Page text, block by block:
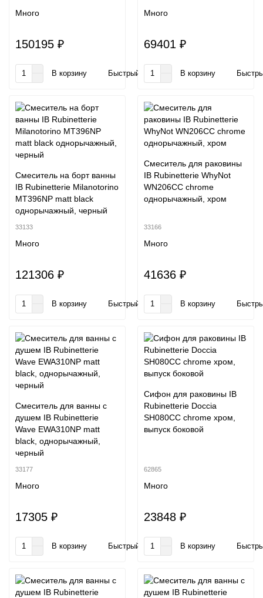
Много
150195 ₽
В корзину Быстрый заказ
Много
69401 ₽
В корзину
Смеситель на борт ванны
IB Rubinetterie Milanotorino
MT396NP matt black
однорычажный, черный
33133
Много
121306 ₽
В корзину Быстрый заказ
Смеситель для раковины
IB Rubinetterie WhyNot
WN206CC chrome
однорычажный, хром
33166
Много
41636 ₽
В корзину
Смеситель для ванны с
душем IB Rubinetterie
Wave EWA310NP matt
black, однорычажный,
черный
33177
Много
17305 ₽
В корзину Быстрый заказ
Сифон для раковины IB
Rubinetterie Doccia
SH080CC chrome хром,
выпуск боковой
62865
Много
23848 ₽
В корзину